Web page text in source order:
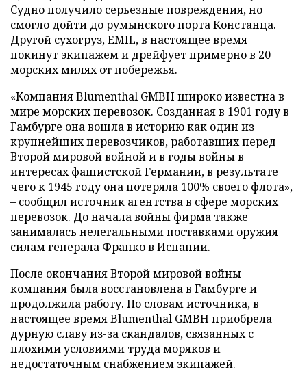
Судно получило серьезные повреждения, но
смогло дойти до румынского порта Констанца.
Другой сухогруз, EMIL, в настоящее время
покинут экипажем и дрейфует примерно в 20
морских милях от побережья.
«Компания Blumenthal GMBH широко известна в
мире морских перевозок. Созданная в 1901 году в
Гамбурге она вошла в историю как один из
крупнейших перевозчиков, работавших перед
Второй мировой войной и в годы войны в
интересах фашистской Германии, в результате
чего к 1945 году она потеряла 100% своего флота»,
– сообщил источник агентства в сфере морских
перевозок. До начала войны фирма также
занималась нелегальными поставками оружия
силам генерала Франко в Испании.
После окончания Второй мировой войны
компания была восстановлена в Гамбурге и
продолжила работу. По словам источника, в
настоящее время Blumenthal GMBH приобрела
дурную славу из-за скандалов, связанных с
плохими условиями труда моряков и
недостаточным снабжением экипажей.